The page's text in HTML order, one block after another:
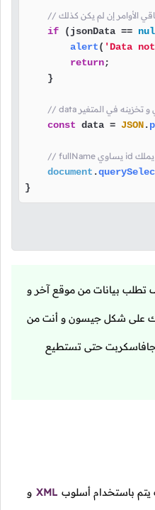
الأوامر إن لم يكن كذلك
if (jsonData ==
alert( 'Data
return;
    }
const data = JSON.
document .
}
تطلب بيانات من موقع آخر و
لك على شكل جيسون و أنت من
جافاسكربت حتى تستطيع
يتم باستخدام أسلوب XML و